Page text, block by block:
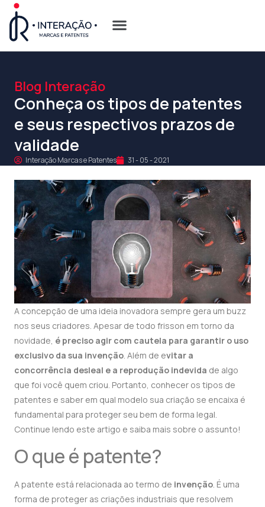
Blog Interação
Conheça os tipos de patentes
e seus respectivos prazos de
validade
Interação Marcas e Patentes 31 - 05 - 2021
A concepção de uma ideia inovadora sempre gera um buzz
nos seus criadores. Apesar de todo frisson em torno da
novidade, é preciso agir com cautela para garantir o uso
exclusivo da sua invenção . Além de evitar a
concorrência desleal e a reprodução indevida de algo
que foi você quem criou. Portanto, conhecer os tipos de
patentes e saber em qual modelo sua criação se encaixa é
fundamental para proteger seu bem de forma legal.
Continue lendo este artigo e saiba mais sobre o assunto!
O que é patente?
A patente está relacionada ao termo de invenção. É uma
forma de proteger as criações industriais que resolvem